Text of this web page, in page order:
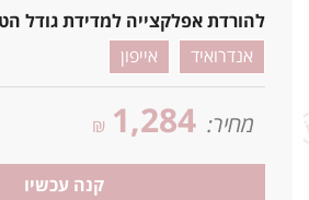
להורדת אפלקצייה למדידת גודל
אנדרואיד
אייפון
מחיר: 1,284
₪
קנה עכשיו